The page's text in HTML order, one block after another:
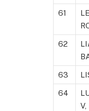
61
62
63
64
V,